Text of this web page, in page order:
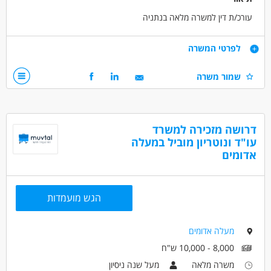
עורכ/ת דין למשרה מלאה בנתניה
דרישות
ניסיון של 3 שנים בנזיקין ,ביטוח לאומי ,הכנת תביעות , ליטיגציה וייצוג
בוועדות רפואיות .
חוק ומשפט - עורך/ת דין
מאפייני משרה
לפרטי המשרה
שמור משרה
דרושה מזכירה למשרד
עו"ד ונוטריון מוביל במעלה
אדומים
הגש מועמדות
מעלה אדומים
8,000 - 10,000 ש"ח
משרה מלאה
מעל שנה ניסיון